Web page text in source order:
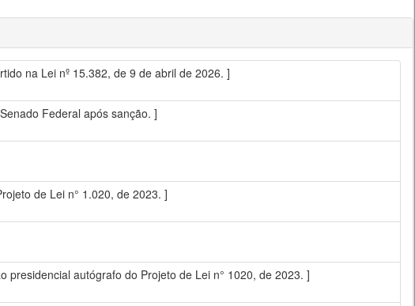
na Lei nº 15.382, de 9 de abril de 2026. ]
Federal após sanção. ]
de Lei n° 1.020, de 2023. ]
autógrafo do Projeto de Lei n° 1020, de 2023. ]